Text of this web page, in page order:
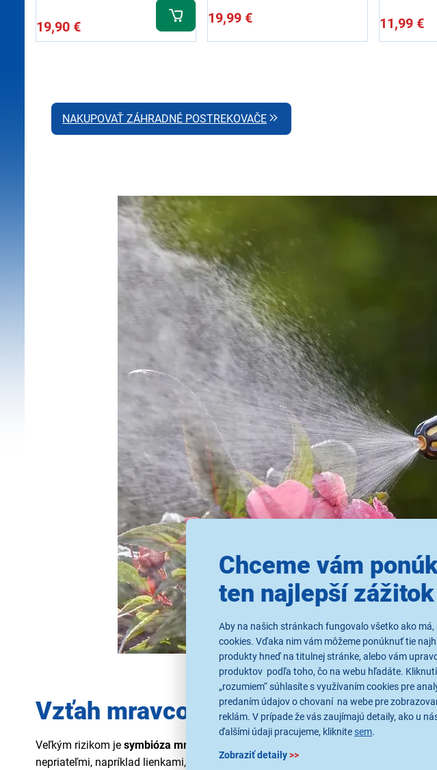
Chceme vám
ten najlepší zážitok
Aby na našich stránkach fungovalo všetko ako má,
cookies. Vďaka nim vám môžeme ponúknuť tie
produkty hneď na titulnej stránke, alebo vám
produktov podľa toho, čo na webu hľadáte.
„rozumiem“ súhlasíte s využívaním cookies pre
predaním údajov o chovaní na webe pre
reklám. V prípade že vás zaujímajú detaily, ako u
ďalšími údaji pracujeme, kliknite sem.
Zobraziť detaily>>
19,90 €
19,99 € 11,99 €
NAKUPOVAŤ ZÁHRADNÉ POSTREKOVAČE
Vzťah mravcov a vošiek
Veľkým rizikom je symbióza mravcov s voškami.
Vošky vylučujú sladkú
nepriateľmi, napríklad lienkami, a tým nepriamo podporujú ich šírenie na rastlinách.